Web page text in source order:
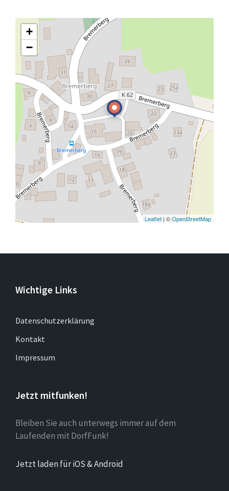
+
−
Leaflet | ©OpenStreetMap
Wichtige Links
Datenschutzerklärung
Kontakt
Impressum
Jetzt mitfunken!
Bleiben Sie auch unterwegs immer auf dem
Laufenden mit DorfFunk!
Jetzt laden für iOS & Android